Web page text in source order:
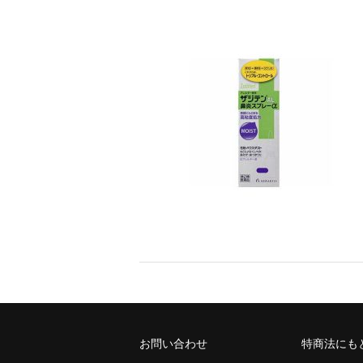
お問い合わせ 特商法にも